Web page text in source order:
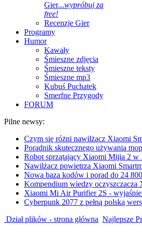
Gier...wypróbuj za
free!
Recenzje Gier
Programy
Humor
Kawały
Śmieszne zdjęcia
Śmieszne teksty
Śmieszne mp3
Kubuś Puchatek
Smerfne Przygody
FORUM
Pilne newsy:
Czym się różni nawilżacz Xiaomi
Poradnik skutecznego używania
Robot sprzątający Xiaomi Mijia 2
Nawilżacz powietrza Xiaomi
Nowa baza kodów i porad do 24
Kompendium wiedzy
Xiaomi Mi Air Purifier 2S -
Cyberpunk 2077 z pełną polską
Dział plików - strona główna Najlepsze